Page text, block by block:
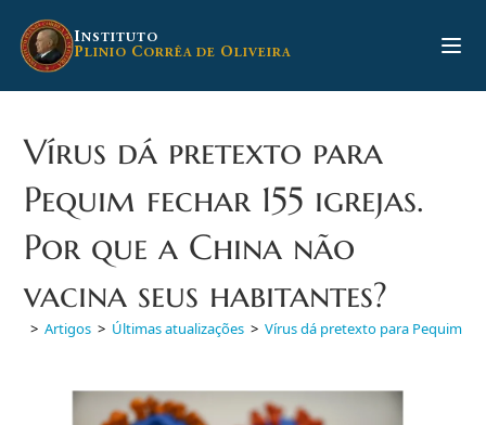
para
INSTITUTO
PLINIO CORRÊA DE OLIVEIRA
Vírus dá pretexto para
Pequim fechar 155 igrejas.
Por que a China não
vacina seus habitantes?
> Artigos > Últimas atualizações > Vírus dá pretexto para Pequim